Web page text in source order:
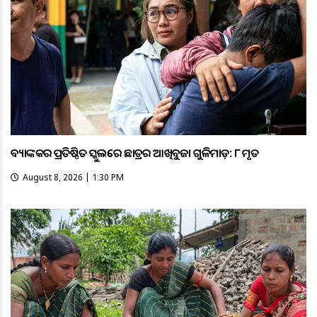
ବ୍ୟାଙ୍କକର ପ୍ରତିଷ୍ଠିତ ସ୍କୁଲରେ ଛାତ୍ରର ଆଖିବୁଜା ଗୁଳିମାଡ଼: ୮ ମୃତ
August 8, 2026 | 1:30 PM